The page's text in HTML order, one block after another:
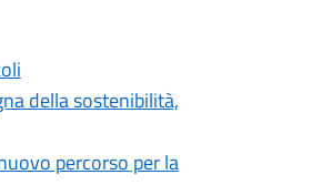
della sostenibilità,
percorso per la